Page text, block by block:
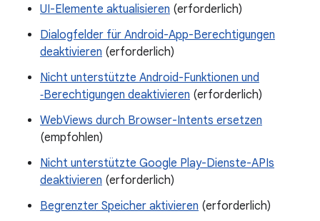
UI-Elemente aktualisieren (erforderlich)
Dialogfelder für Android-App-Berechtigungen
deaktivieren (erforderlich)
Nicht unterstützte Android-Funktionen und
‑Berechtigungen deaktivieren (erforderlich)
WebViews durch Browser-Intents ersetzen
(empfohlen)
Nicht unterstützte Google Play-Dienste-APIs
deaktivieren (erforderlich)
Begrenzter Speicher aktivieren (erforderlich)